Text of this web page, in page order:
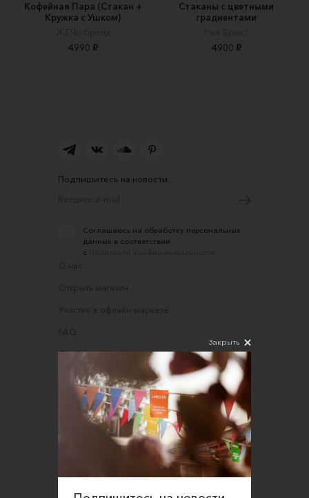
Кофейная Пара (Стакан +
Кружка с Ушком)
ЖЕЧЬ бренд
4990 ₽
Стаканы с цветными
градиентами
Рык Брык!
4900 ₽
Подпишитесь на новости
Соглашаюсь на обработку персональных
данных в соответствии
с
О нас
Открыть магазин
Участие в офлайн-маркете
FAQ
Требования к фотографиям
Обратная связь
Соглашение об оказании услуг
Правила сайта
Оферта для продавцов
Оферта для покупателей
Закрыть